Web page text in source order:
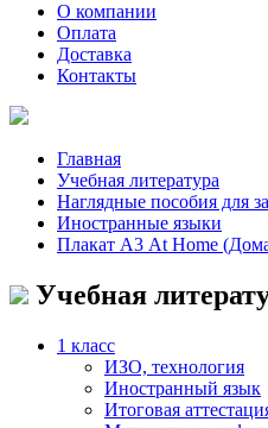
О компании
Оплата
Доставка
Контакты
Главная
Учебная литература
Наглядные пособия для
Иностранные языки
Плакат А3 At Home
Учебная
1 класс
ИЗО, технология
Иностранный язык
Итоговая